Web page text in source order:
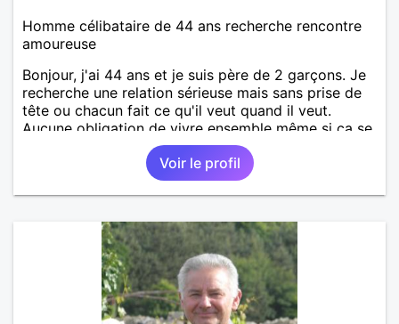
Homme célibataire de 44 ans recherche rencontre
amoureuse
Bonjour, j'ai 44 ans et je suis père de 2 garçons. Je
recherche une relation sérieuse mais sans prise de
tête ou chacun fait ce qu'il veut quand il veut.
Aucune obligation de vivre ensemble même si ça se
Voir le profil